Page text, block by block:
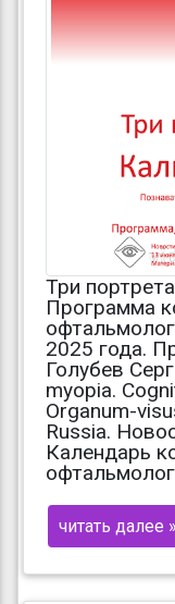
Три
Программа
2025 года.
Голубев
myopia.
Organum-
Russia.
Календарь
читать далее »